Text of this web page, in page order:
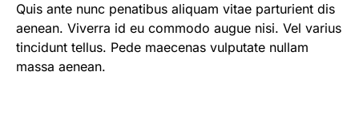
Quis ante nunc penatibus aliquam vitae parturient dis
aenean. Viverra id eu commodo augue nisi. Vel varius
tincidunt tellus. Pede maecenas vulputate nullam
massa aenean.